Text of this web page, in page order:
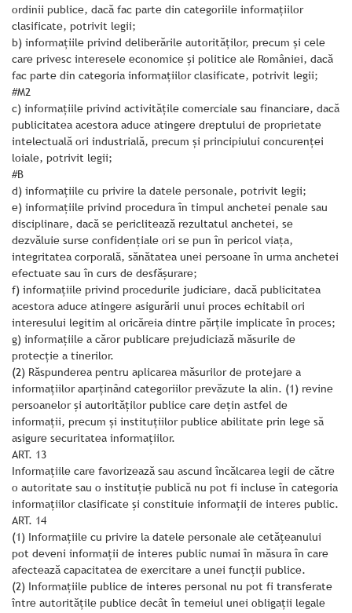
ordinii publice, dacă fac parte din categoriile informaţiilor
clasificate, potrivit legii;
b) informaţiile privind deliberările autorităţilor, precum şi cele
care privesc interesele economice şi politice ale României, dacă
fac parte din categoria informaţiilor clasificate, potrivit legii;
#M2
c) informaţiile privind activităţile comerciale sau financiare, dacă
publicitatea acestora aduce atingere dreptului de proprietate
intelectuală ori industrială, precum şi principiului concurenţei
loiale, potrivit legii;
#B
d) informaţiile cu privire la datele personale, potrivit legii;
e) informaţiile privind procedura în timpul anchetei penale sau
disciplinare, dacă se periclitează rezultatul anchetei, se
dezvăluie surse confidenţiale ori se pun în pericol viaţa,
integritatea corporală, sănătatea unei persoane în urma anchetei
efectuate sau în curs de desfăşurare;
f) informaţiile privind procedurile judiciare, dacă publicitatea
acestora aduce atingere asigurării unui proces echitabil ori
interesului legitim al oricăreia dintre părţile implicate în proces;
g) informaţiile a căror publicare prejudiciază măsurile de
protecţie a tinerilor.
(2) Răspunderea pentru aplicarea măsurilor de protejare a
informaţiilor aparţinând categoriilor prevăzute la alin. (1) revine
persoanelor şi autorităţilor publice care deţin astfel de
informaţii, precum şi instituţiilor publice abilitate prin lege să
asigure securitatea informaţiilor.
ART. 13
Informaţiile care favorizează sau ascund încălcarea legii de către
o autoritate sau o instituţie publică nu pot fi incluse în categoria
informaţiilor clasificate şi constituie informaţii de interes public.
ART. 14
(1) Informaţiile cu privire la datele personale ale cetăţeanului
pot deveni informaţii de interes public numai în măsura în care
afectează capacitatea de exercitare a unei funcţii publice.
(2) Informaţiile publice de interes personal nu pot fi transferate
între autorităţile publice decât în temeiul unei obligaţii legale